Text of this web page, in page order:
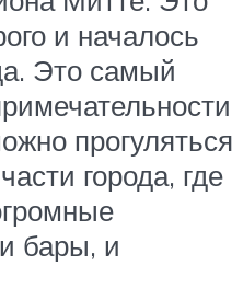
и началось
Это самый
прогуляться
города, где
бары, и